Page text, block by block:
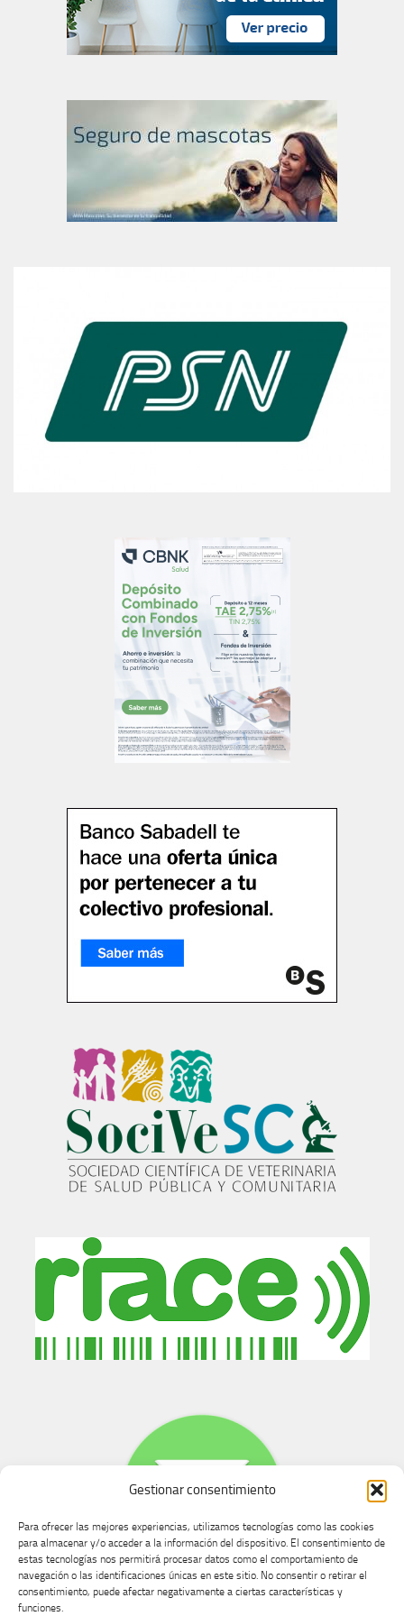
Gestionar consentimiento
Para ofrecer las mejores experiencias, utilizamos tecnologías como las cookies
para almacenar y/o acceder a la información del dispositivo. El consentimiento de
estas tecnologías nos permitirá procesar datos como el comportamiento de
navegación o las identificaciones únicas en este sitio. No consentir o retirar el
consentimiento, puede afectar negativamente a ciertas características y
funciones.
Buzón de dudas, quejas y sugerencias